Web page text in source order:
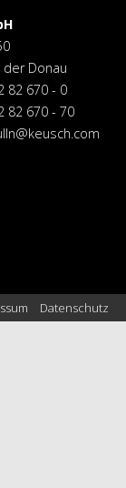
der Donau
82 670 - 0
82 670 - 70
Datenschutz